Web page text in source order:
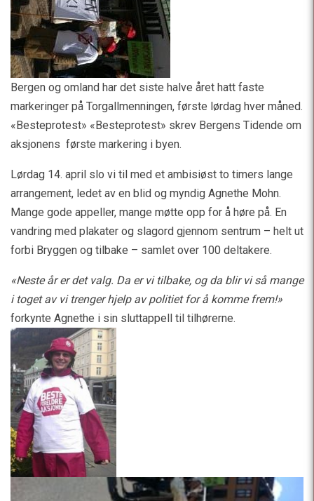
Bergen og omland har det siste halve året hatt faste
markeringer på Torgallmenningen, første lørdag hver måned.
«Besteprotest» «Besteprotest» skrev Bergens Tidende om
aksjonens første markering i byen.
Lørdag 14. april slo vi til med et ambisiøst to timers lange
arrangement, ledet av en blid og myndig Agnethe Mohn.
Mange gode appeller, mange møtte opp for å høre på. En
vandring med plakater og slagord gjennom sentrum – helt ut
forbi Bryggen og tilbake – samlet over 100 deltakere.
«Neste år er det valg. Da er vi tilbake, og da blir vi så mange
i toget av vi trenger hjelp av politiet for å komme frem!»
forkynte Agnethe i sin sluttappell til tilhørerne.